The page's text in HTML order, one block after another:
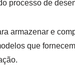
processo de
armazenar e
que